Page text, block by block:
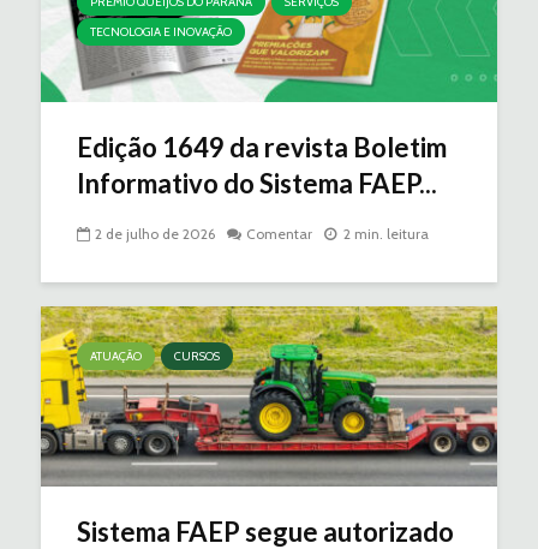
TECNOLOGIA E INOVAÇÃO
Edição 1649 da revista Boletim
Informativo do Sistema FAEP...
2 de julho de 2026 Comentar 2 min. leitura
ATUAÇÃO CURSOS
Sistema FAEP segue autorizado